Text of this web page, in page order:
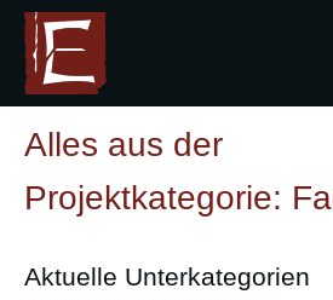
Alles aus der
Projektkategorie:
Aktuelle Unterkategorien